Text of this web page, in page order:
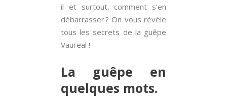
il et surtout, comment s’en
débarrasser ? On vous révèle
tous les secrets de la guêpe
Vaureal !
La guêpe en
quelques mots.